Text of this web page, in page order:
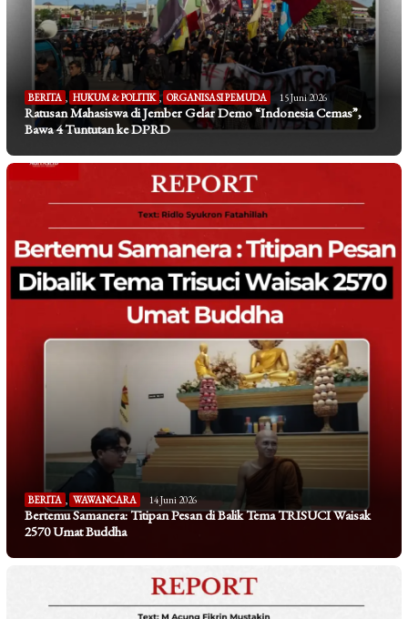
BERITA , HUKUM & POLITIK , ORGANISASI PEMUDA 15 Juni 2026
Ratusan Mahasiswa di Jember Gelar Demo “Indonesia Cemas”,
Bawa 4 Tuntutan ke DPRD
BERITA , WAWANCARA 14 Juni 2026
Bertemu Samanera: Titipan Pesan di Balik Tema TRISUCI Waisak
2570 Umat Buddha